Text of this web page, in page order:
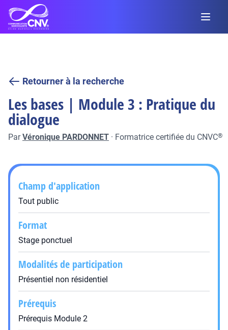
Retourner à la recherche
Les bases | Module 3 : Pratique du
dialogue
ParVéronique PARDONNET · Formatrice certifiée du CNVC®
Champ d'application
Tout public
Format
Stage ponctuel
Modalités de participation
Présentiel non résidentiel
Prérequis
Prérequis Module 2